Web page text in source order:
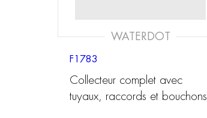
WATERDOT
F1783
Collecteur complet avec
tuyaux, raccords et bouchons